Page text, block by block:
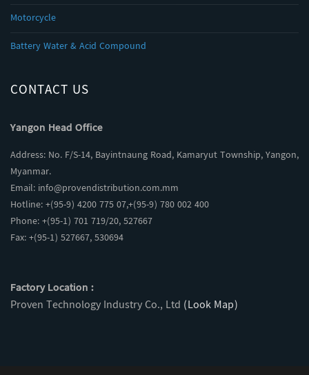
Motorcycle
Battery Water & Acid Compound
CONTACT US
Yangon Head Office
Address: No. F/S-14, Bayintnaung Road, Kamaryut Township, Yangon,
Myanmar.
Email: info@provendistribution.com.mm
Hotline: +(95-9) 4200 775 07,+(95-9) 780 002 400
Phone: +(95-1) 701 719/20, 527667
Fax: +(95-1) 527667, 530694
Factory Location :
Proven Technology Industry Co., Ltd (Look Map)